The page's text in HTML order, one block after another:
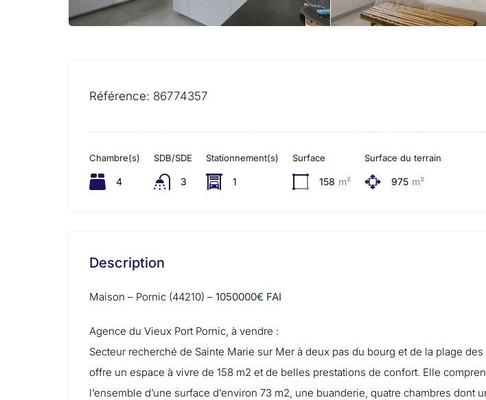
Référence: 86774357
Chambre(s)
4
SDB/SDE
3
Stationnement(s)
1
Surface
158 m²
Surface du terrain
975 m²
Description
Maison – Pornic (44210) – 1050000€ FAI
Agence du Vieux Port Pornic, à vendre :
Secteur recherché de Sainte Marie sur Mer à deux pas du bourg et de la plage
offre un espace à vivre de 158 m2 et de belles prestations de confort. Elle
l’ensemble d’une surface d’environ 73 m2, une buanderie, quatre chambres